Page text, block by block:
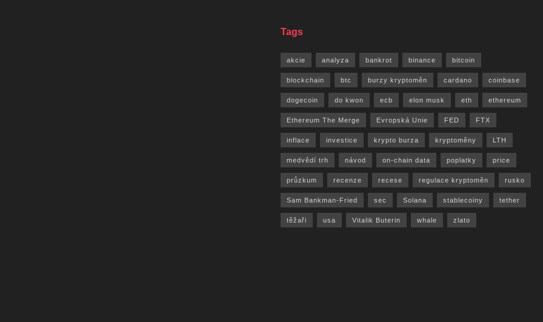
Tags
akcie analyza bankrot binance bitcoin
blockchain btc burzy kryptoměn cardano coinbase
dogecoin do kwon ecb elon musk eth ethereum
Ethereum The Merge Evropská Unie FED FTX
inflace investice krypto burza kryptoměny LTH
medvědí trh návod on-chain data poplatky price
průzkum recenze recese regulace kryptoměn rusko
Sam Bankman-Fried sec Solana stablecoiny tether
těžaři usa Vitalik Buterin whale zlato